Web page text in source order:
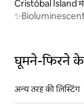
Cristóbal Island
घूमने-फिरने के
अन्य तरह की लिस्टिंग